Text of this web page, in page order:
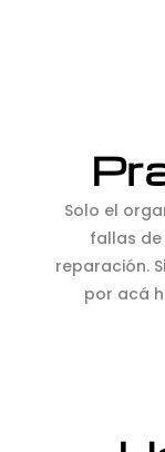
Solo el
fallas
reparación.
por acá